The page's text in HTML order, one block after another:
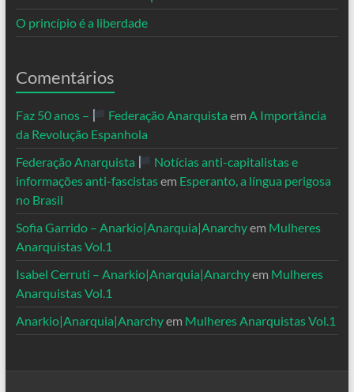
O princípio é a liberdade
Comentários
Faz 50 anos – Federação Anarquista em A Importância
da Revolução Espanhola
Federação Anarquista
Notícias anti-capitalistas e
informações anti-fascistasem Esperanto, a língua perigosa
no Brasil
Sofia Garrido – Anarkio|Anarquia|Anarchyem Mulheres
Anarquistas Vol.1
Isabel Cerruti – Anarkio|Anarquia|Anarchyem Mulheres
Anarquistas Vol.1
Anarkio|Anarquia|Anarchyem Mulheres Anarquistas Vol.1